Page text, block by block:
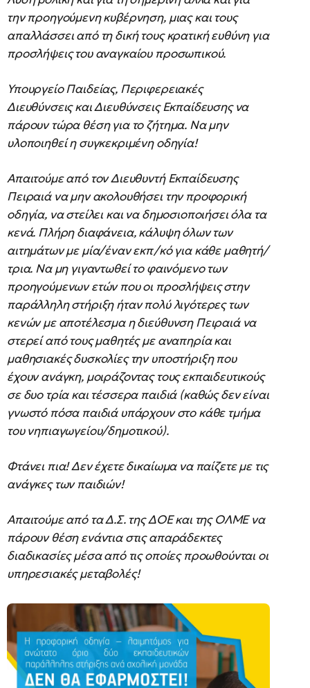
την προηγούμενη κυβέρνηση, μιας και τους
απαλλάσσει από τη δική τους κρατική ευθύνη για
προσλήψεις του αναγκαίου προσωπικού.
Υπουργείο Παιδείας, Περιφερειακές
Διευθύνσεις και Διευθύνσεις Εκπαίδευσης να
πάρουν τώρα θέση για το ζήτημα. Να μην
υλοποιηθεί η συγκεκριμένη οδηγία!
Απαιτούμε από τον Διευθυντή Εκπαίδευσης
Πειραιά να μην ακολουθήσει την προφορική
οδηγία, να στείλει και να δημοσιοποιήσει όλα τα
κενά. Πλήρη διαφάνεια, κάλυψη όλων των
αιτημάτων με μία/έναν εκπ/κό για κάθε μαθητή/
τρια. Να μη γιγαντωθεί το φαινόμενο των
προηγούμενων ετών που οι προσλήψεις στην
παράλληλη στήριξη ήταν πολύ λιγότερες των
κενών με αποτέλεσμα η διεύθυνση Πειραιά να
στερεί από τους μαθητές με αναπηρία και
μαθησιακές δυσκολίες την υποστήριξη που
έχουν ανάγκη, μοιράζοντας τους εκπαιδευτικούς
σε δυο τρία και τέσσερα παιδιά (καθώς δεν είναι
γνωστό πόσα παιδιά υπάρχουν στο κάθε τμήμα
του νηπιαγωγείου/δημοτικού).
Φτάνει πια! Δεν έχετε δικαίωμα να παίζετε με τις
ανάγκες των παιδιών!
Απαιτούμε από τα Δ.Σ. της ΔΟΕ και της ΟΛΜΕ να
πάρουν θέση ενάντια στις απαράδεκτες
διαδικασίες μέσα από τις οποίες προωθούνται οι
υπηρεσιακές μεταβολές!